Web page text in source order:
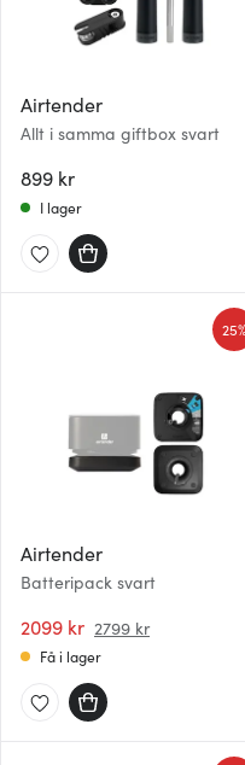
Airtender
Allt i samma giftbox svart
899 kr
I lager
Airtender
Batteripack svart
2099 kr 2799 kr
25%
Få i lager